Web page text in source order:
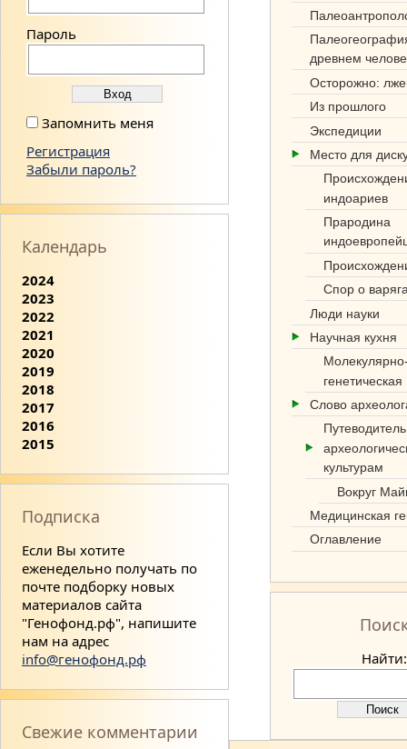
Пароль
Запомнить меня
Регистрация
Забыли пароль?
Календарь
2024
2023
2022
2021
2020
2019
2018
2017
2016
2015
Подписка
Если Вы хотите
еженедельно получать по
почте подборку новых
материалов сайта
"Генофонд.рф", напишите
нам на адрес
info@генофонд.рф
Свежие комментарии
древнем
Осторожно:
Из прошлого
Экспедиции
Место для
индоариев
Прародина
Спор о
Люди науки
Научная кухня
генетическая
Слово
культурам
Вокруг
Медицинская
Оглавление
Найти: